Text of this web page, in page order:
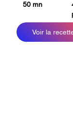
50 mn
Voir la